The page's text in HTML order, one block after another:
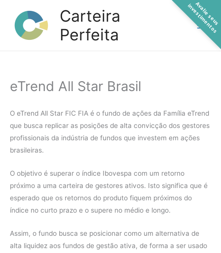
conteúdo
Carteira
Perfeita
eTrend All Star Brasil
O eTrend All Star FIC FIA é o fundo de ações da Família eTrend
que busca replicar as posições de alta convicção dos gestores
profissionais da indústria de fundos que investem em ações
brasileiras.
O objetivo é superar o índice Ibovespa com um retorno
próximo a uma carteira de gestores ativos. Isto significa que é
esperado que os retornos do produto fiquem próximos do
índice no curto prazo e o supere no médio e longo.
Assim, o fundo busca se posicionar como um alternativa de
alta liquidez aos fundos de gestão ativa, de forma a ser usado
A
v
a
l
i
e
s
e
u
s
i
n
v
e
s
t
i
m
e
n
t
o
s